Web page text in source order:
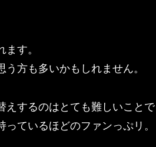
ます。
方も多いかもしれません。
えするのはとても難しいことで
ているほどのファンっぷリ。